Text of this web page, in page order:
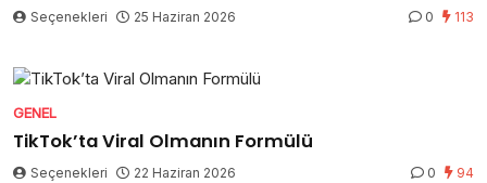
Seçenekleri 25 Haziran 2026 0 113
GENEL
TikTok’ta Viral Olmanın Formülü
Seçenekleri 22 Haziran 2026 0 94